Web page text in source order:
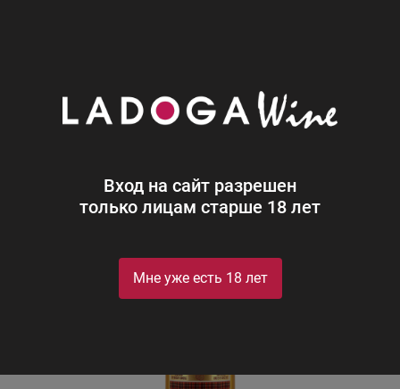
Вход на сайт разрешен
только лицам старше 18 лет
Мне уже есть 18 лет
Фоулерс 5 лет
Фоулерс 5 лет